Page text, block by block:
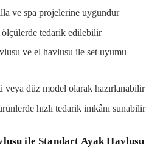
ve spa projelerine uygundur
tedarik edilebilir
ve el havlusu ile set uyumu
veya düz model olarak hazırlanabilir
hızlı tedarik imkânı sunabilir
ile Standart Ayak Havlusu